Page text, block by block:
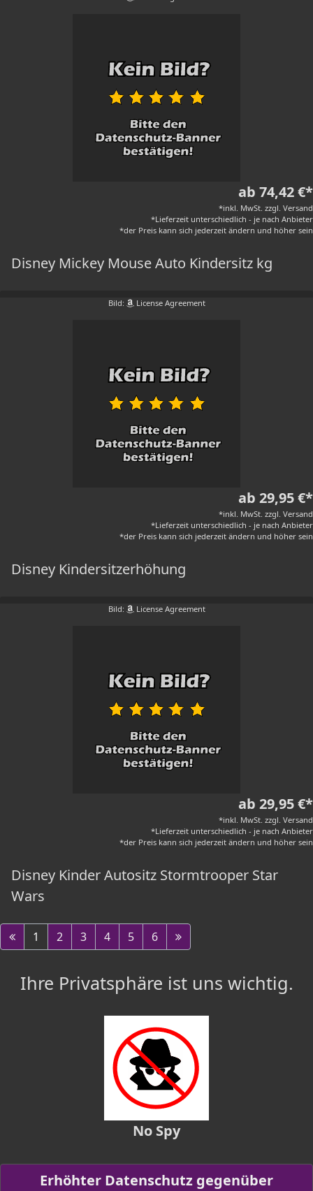
ab 74,42 €*
*inkl. MwSt. zzgl. Versand
*Lieferzeit unterschiedlich - je nach Anbieter
*der Preis kann sich jederzeit ändern und höher sein
Disney Mickey Mouse Auto Kindersitz kg
Bild: License Agreement
ab 29,95 €*
*inkl. MwSt. zzgl. Versand
*Lieferzeit unterschiedlich - je nach Anbieter
*der Preis kann sich jederzeit ändern und höher sein
Disney Kindersitzerhöhung
Bild: License Agreement
ab 29,95 €*
*inkl. MwSt. zzgl. Versand
*Lieferzeit unterschiedlich - je nach Anbieter
*der Preis kann sich jederzeit ändern und höher sein
Disney Kinder Autositz Stormtrooper Star
Wars
1 2 3 4 5 6
Ihre Privatsphäre ist uns wichtig.
No Spy
Erhöhter Datenschutz gegenüber